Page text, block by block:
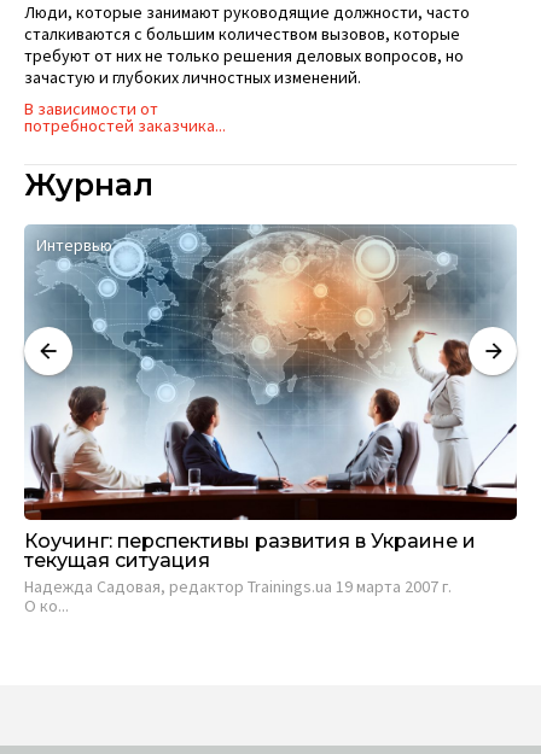
Люди, которые занимают руководящие должности, часто
сталкиваются с большим количеством вызовов, которые
требуют от них не только решения деловых вопросов, но
зачастую и глубоких личностных изменений.
В зависимости от
потребностей заказчика...
Журнал
Интервью
Коучинг: перспективы развития в Украине и
текущая ситуация
Надежда Садовая, редактор Trainings.ua 19 марта 2007 г.
О ко...